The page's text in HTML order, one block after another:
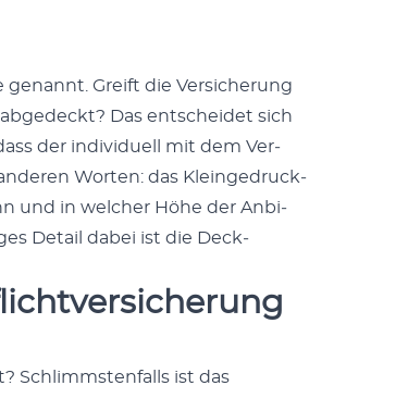
Greift die Ver­sicherung
Das entschei­det sich
der indi­vidu­ell mit dem Ver­
Worten: das Kleinge­druck­
und in welch­er Höhe der Anbi­
Detail dabei ist die Deck­
Schlimm­sten­falls ist das